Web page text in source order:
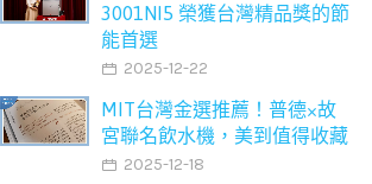
3001NI5 榮獲台灣精品獎的節
能首選
2025-12-22
MIT台灣金選推薦！普德×故
宮聯名飲水機，美到值得收藏
2025-12-18